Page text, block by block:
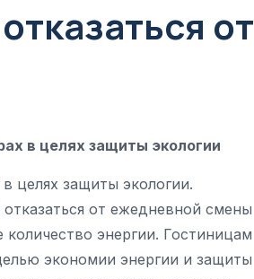
от
в целях защиты экологии
целях защиты экологии.
от ежедневной смены
энергии. Гостиницам
экономии энергии и защиты